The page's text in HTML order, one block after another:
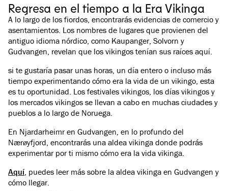
Regresa en el tiempo a la Era Vikinga
A lo largo de los fiordos, encontrarás evidencias de comercio y
asentamientos. Los nombres de lugares que provienen del
antiguo idioma nórdico, como Kaupanger, Solvorn y
Gudvangen, revelan que los vikingos tenían sus raíces aquí.
si te gustaría pasar unas horas, un día entero o incluso más
tiempo experimentando cómo era la vida de un vikingo, esta
es tu oportunidad. Los festivales vikingos, los días vikingos y
los mercados vikingos se llevan a cabo en muchas ciudades y
pueblos a lo largo de Noruega.
En Njardarheimr en Gudvangen, en lo profundo del
Nærøyfjord, encontrarás una aldea vikinga donde podrás
experimentar por ti mismo cómo era la vida vikinga.
Aquí, puedes leer más sobre la aldea vikinga en Gudvangen y
cómo llegar.